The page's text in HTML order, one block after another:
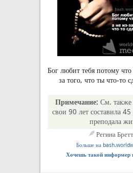
Бог любит тебя потому
за того, что ты что-то
Примечание: См. также
свои 90 лет составила
преподала
Регина Бретт
Больше на
Хочешь такой информер